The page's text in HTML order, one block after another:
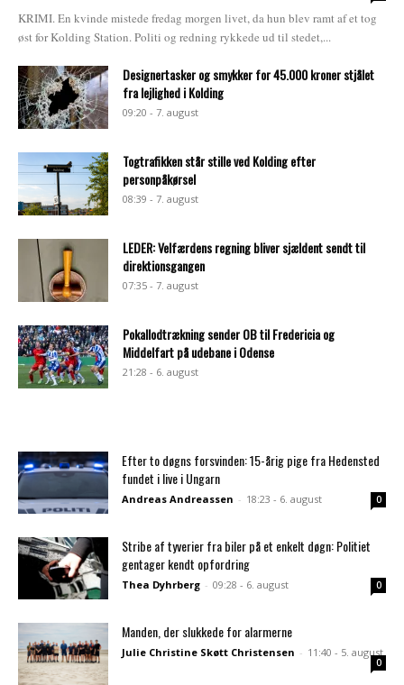
KRIMI. En kvinde mistede fredag morgen livet, da hun blev ramt af et tog
øst for Kolding Station. Politi og redning rykkede ud til stedet,...
Designertasker og smykker for 45.000 kroner stjålet
fra lejlighed i Kolding
09:20 - 7. august
Togtrafikken står stille ved Kolding efter
personpåkørsel
08:39 - 7. august
LEDER: Velfærdens regning bliver sjældent sendt til
direktionsgangen
07:35 - 7. august
Pokallodtrækning sender OB til Fredericia og
Middelfart på udebane i Odense
21:28 - 6. august
Efter to døgns forsvinden: 15-årig pige fra Hedensted
fundet i live i Ungarn
Andreas Andreassen - 18:23 - 6. august 0
Stribe af tyverier fra biler på et enkelt døgn: Politiet
gentager kendt opfordring
Thea Dyhrberg - 09:28 - 6. august 0
Manden, der slukkede for alarmerne
Julie Christine Skøtt Christensen - 11:40 - 5. august
0